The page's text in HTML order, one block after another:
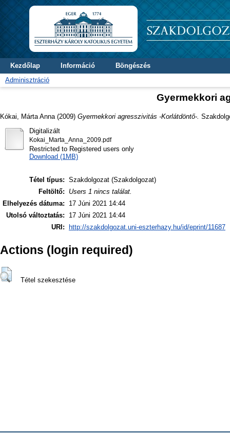
Kezdőlap Információ
Böngészés
Adminisztráció
Gyermekkori
Kókai, Márta Anna (2009) Gyermekkori agresszivitás -Korlátdöntő-.
Digitalizált
Kokai_Marta_Anna_2009.pdf
Restricted to Registered users only
Download (1MB)
Tétel típus: Szakdolgozat (Szakdolgozat)
Feltöltő:
Users 1 nincs találat.
Elhelyezés dátuma:
17 Júni 2021 14:44
Utolsó változtatás:
17 Júni 2021 14:44
URI:
http://szakdolgozat.uni-eszterhazy.hu/id/eprint/11687
Actions (login required)
Tétel szekesztése